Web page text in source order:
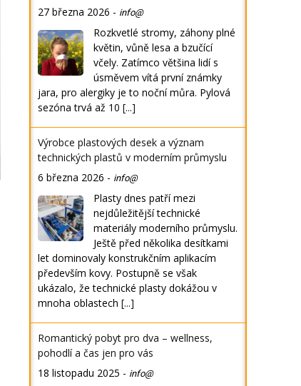
27 března 2026 - info@
Rozkvetlé stromy, záhony plné
květin, vůně lesa a bzučící
včely. Zatímco většina lidí s
úsměvem vítá první známky
jara, pro alergiky je to noční můra. Pylová
sezóna trvá až 10[...]
Výrobce plastových desek a význam
technických plastů v moderním průmyslu
6 března 2026 - info@
Plasty dnes patří mezi
nejdůležitější technické
materiály moderního průmyslu.
Ještě před několika desítkami
let dominovaly konstrukčním aplikacím
především kovy. Postupně se však
ukázalo, že technické plasty dokážou v
mnoha oblastech[...]
Romantický pobyt pro dva – wellness,
pohodlí a čas jen pro vás
18 listopadu 2025 - info@